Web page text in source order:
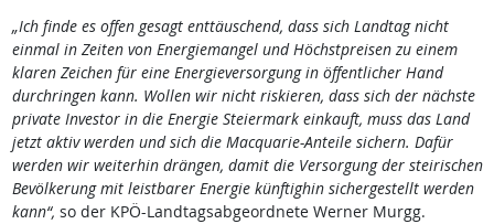
„Ich finde es offen gesagt enttäuschend, dass sich Landtag nicht
einmal inZeiten von Energiemangel und Höchstpreisen zu einem
klaren Zeichen für eine Energieversorgung in öffentlicher Hand
durchringen kann. Wollen wir nicht riskieren, dass sich der nächste
private Investor in die Energie Steiermark einkauft, muss das Land
jetzt aktiv werden und sich die Macquarie-Anteile sichern. Dafür
werden wir weiterhin drängen, damit die Versorgung der steirischen
Bevölkerung mit leistbarer Energie künftighin sichergestellt werden
kann“, so der KPÖ-Landtagsabgeordnete Werner Murgg.